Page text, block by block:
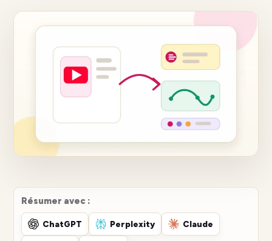
Résumer avec :
ChatGPT Perplexity Claude